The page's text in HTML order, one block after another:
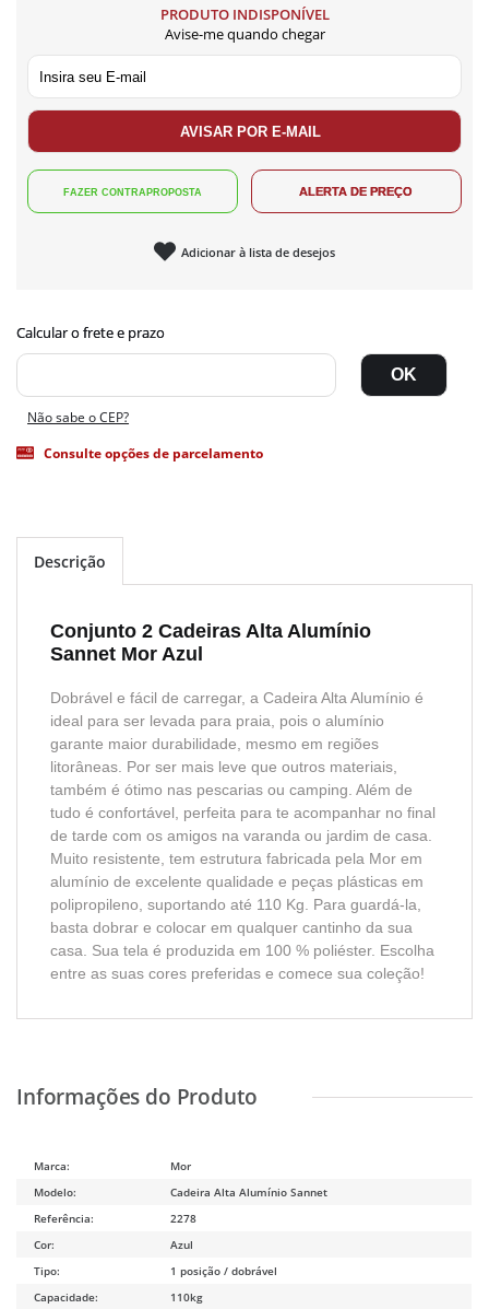
PRODUTO INDISPONÍVEL
Avise-me quando chegar
Adicionar à lista de desejos
Não sabe o CEP?
Consulte opções de parcelamento
Descrição
Conjunto 2 Cadeiras Alta Alumínio
Sannet Mor Azul
Dobrável e fácil de carregar, a Cadeira Alta Alumínio é
ideal para ser levada para praia, pois o alumínio
garante maior durabilidade, mesmo em regiões
litorâneas. Por ser mais leve que outros materiais,
também é ótimo nas pescarias ou camping. Além de
tudo é confortável, perfeita para te acompanhar no final
de tarde com os amigos na varanda ou jardim de casa.
Muito resistente, tem estrutura fabricada pela Mor em
alumínio de excelente qualidade e peças plásticas em
polipropileno, suportando até 110 Kg. Para guardá-la,
basta dobrar e colocar em qualquer cantinho da sua
casa. Sua tela é produzida em 100 % poliéster. Escolha
entre as suas cores preferidas e comece sua coleção!
Marca:
Mor
Modelo:
Cadeira Alta Alumínio Sannet
Referência:
2278
Cor:
Azul
Tipo:
1 posição / dobrável
Capacidade:
110kg